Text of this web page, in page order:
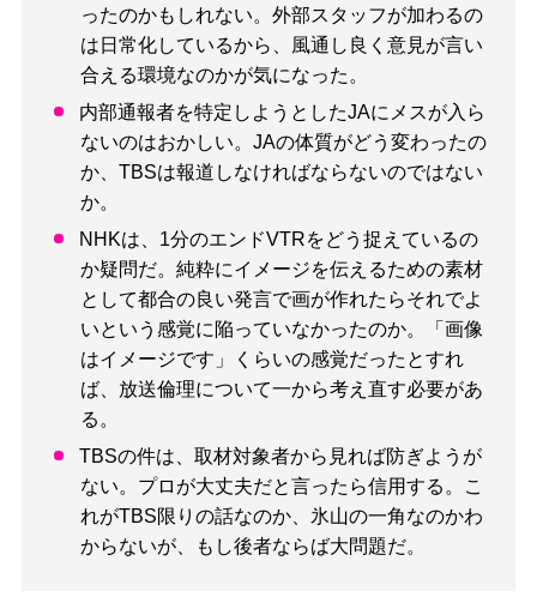
ったのかもしれない。外部スタッフが加わるの
は日常化しているから、風通し良く意見が言い
合える環境なのかが気になった。
内部通報者を特定しようとしたJAにメスが入ら
ないのはおかしい。JAの体質がどう変わったの
か、TBSは報道しなければならないのではない
か。
NHKは、1分のエンドVTRをどう捉えているの
か疑問だ。純粋にイメージを伝えるための素材
として都合の良い発言で画が作れたらそれでよ
いという感覚に陥っていなかったのか。「画像
はイメージです」くらいの感覚だったとすれ
ば、放送倫理について一から考え直す必要があ
る。
TBSの件は、取材対象者から見れば防ぎようが
ない。プロが大丈夫だと言ったら信用する。こ
れがTBS限りの話なのか、氷山の一角なのかわ
からないが、もし後者ならば大問題だ。